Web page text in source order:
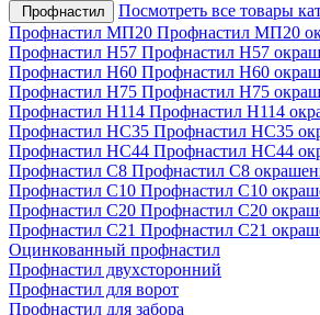
Профнастил
Посмотреть все товары
Профнастил МП20 Профнастил МП20
Профнастил Н57 Профнастил Н57
Профнастил Н60 Профнастил Н60
Профнастил Н75 Профнастил Н75
Профнастил Н114 Профнастил Н114
Профнастил НС35 Профнастил НС35
Профнастил НС44 Профнастил НС44
Профнастил С8 Профнастил С8
Профнастил С10 Профнастил С10
Профнастил С20 Профнастил С20
Профнастил С21 Профнастил С21
Оцинкованный профнастил
Профнастил двухсторонний
Профнастил для ворот
Профнастил для забора